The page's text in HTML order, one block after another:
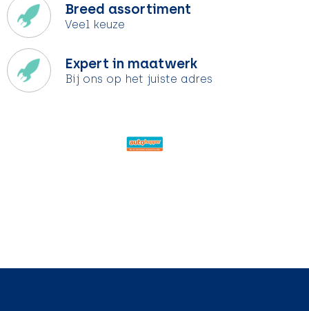
Breed assortiment
Veel keuze
Expert in maatwerk
Bij ons op het juiste adres